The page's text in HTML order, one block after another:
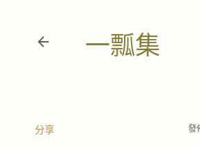
一瓢集
分享 發